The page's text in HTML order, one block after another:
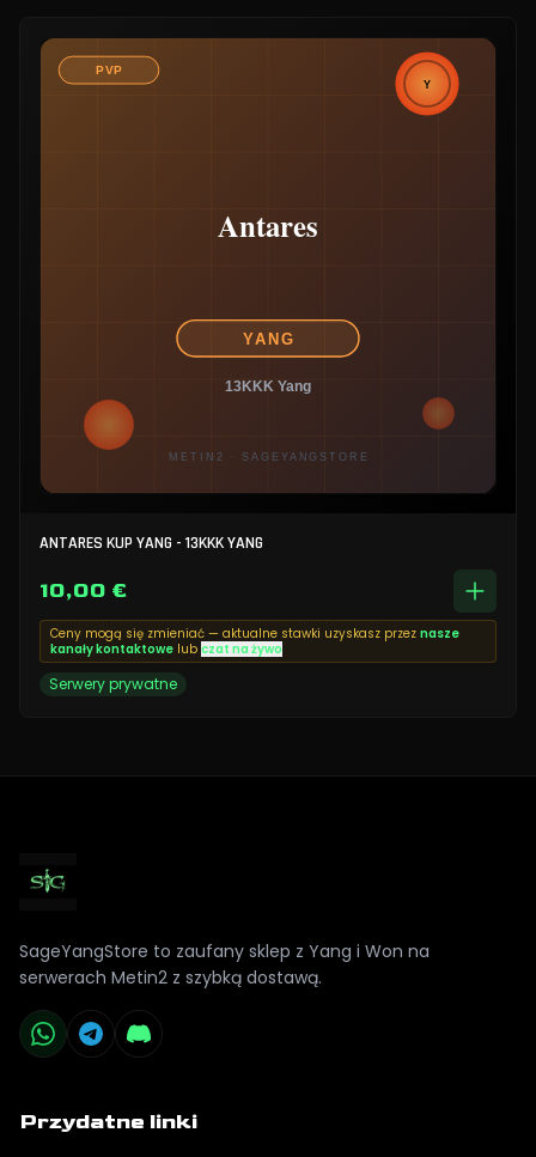
ANTARES KUP YANG - 13KKK YANG
10,00 €
Ceny mogą się zmieniać — aktualne stawki uzyskasz przez nasze
kanały kontaktowe lub czat na żywo
Serwery prywatne
SageYangStore to zaufany sklep z Yang i Won na
serwerach Metin2 z szybką dostawą.
Przydatne linki